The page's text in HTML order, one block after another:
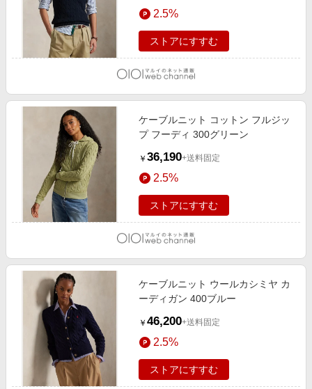
2.5%
ストアにすすむ
ケーブルニット コットン フルジッ
プ フーディ 300グリーン
￥ 36,190+送料固定
2.5%
ストアにすすむ
ケーブルニット ウールカシミヤ カ
ーディガン 400ブルー
￥ 46,200+送料固定
2.5%
ストアにすすむ